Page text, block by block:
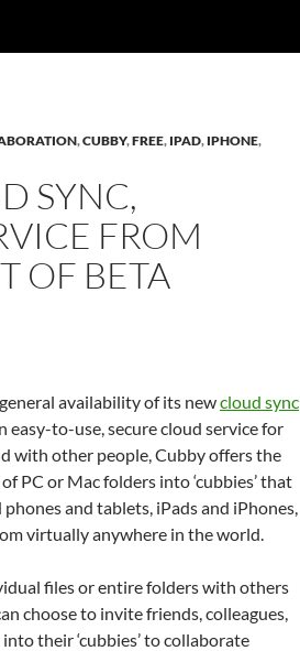
,CUBBY,FREE, IPAD, IPHONE,
SYNC,
FROM
OF BETA
availability of its newcloud sync
easy-to-use, secure cloud service for
with other people, Cubby offers the
PC or Mac folders into ‘cubbies’ that
and tablets, iPads and iPhones,
virtually anywhere in the world.
files or entire folders with others
choose to invite friends, colleagues,
their ‘cubbies’ to collaborate